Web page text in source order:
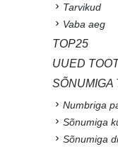
Tarvikud
Vaba aeg
TOP25
UUED
SÕNUMIGA
Numbriga
Sõnumiga
Sõnumiga